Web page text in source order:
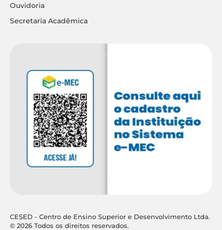
Ouvidoria
Secretaria Acadêmica
CESED - Centro de Ensino Superior e Desenvolvimento Ltda.
© 2026 Todos os direitos reservados.